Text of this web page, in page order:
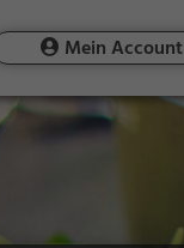
Mein Account